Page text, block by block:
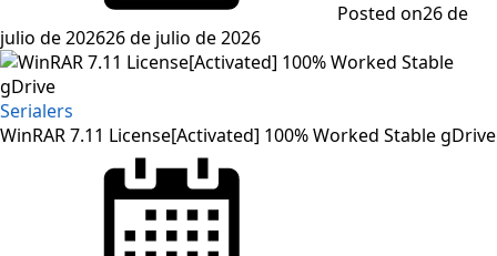
Posted on26 de
julio de 202626 de julio de 2026
Serialers
WinRAR 7.11 License[Activated] 100% Worked Stable gDrive